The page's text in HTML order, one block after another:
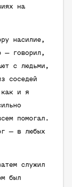
на
насилие,
— говорил,
с людьми,
соседей
как и я
помогал.
— в любых
служил
был